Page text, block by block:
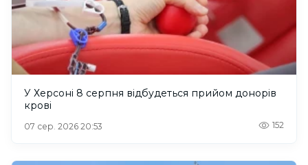
У Херсоні 8 серпня відбудеться прийом донорів
крові
07 сер. 2026 20:53 152